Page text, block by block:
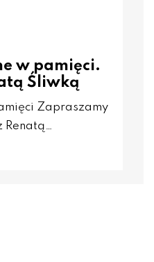
w pamięci.
Śliwką
Zapraszamy
Renatą…